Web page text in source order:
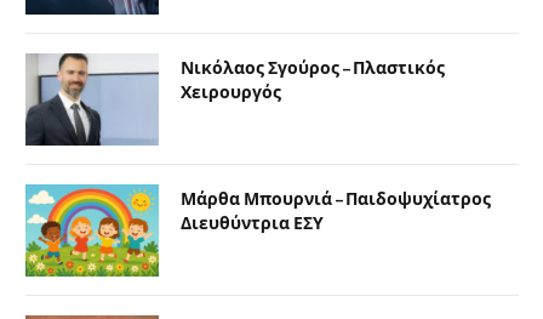
Νικόλαος Σγούρος – Πλαστικός
Χειρουργός
Μάρθα Μπουρνιά – Παιδοψυχίατρος
Διευθύντρια ΕΣΥ